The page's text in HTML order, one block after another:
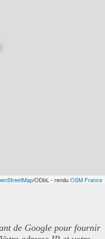
/ODbL - renduOSM France
de Google pour fournir